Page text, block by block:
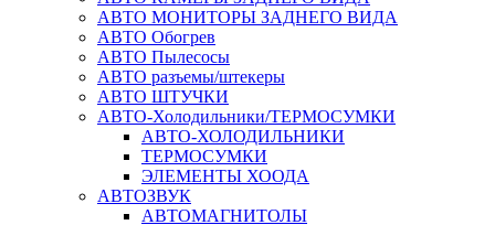
АВТО МОНИТОРЫ ЗАДНЕГО ВИДА
АВТО Обогрев
АВТО Пылесосы
АВТО разъемы/штекеры
АВТО ШТУЧКИ
АВТО-Холодильники/ТЕРМОСУМКИ
АВТО-ХОЛОДИЛЬНИКИ
ТЕРМОСУМКИ
ЭЛЕМЕНТЫ ХООДА
АВТОЗВУК
АВТОМАГНИТОЛЫ